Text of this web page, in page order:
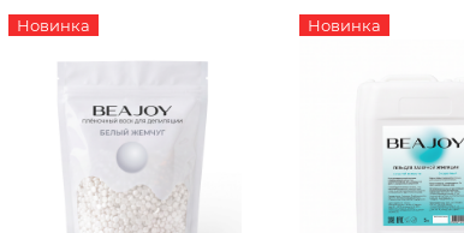
Новинка Новинка